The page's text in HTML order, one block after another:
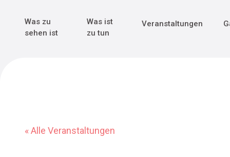
Main Navigation
Was zu
sehen ist
Was ist
zu tun
Veranstaltungen
« Alle Veranstaltungen